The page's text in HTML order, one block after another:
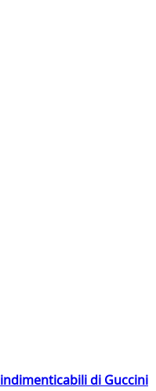
di Guccini